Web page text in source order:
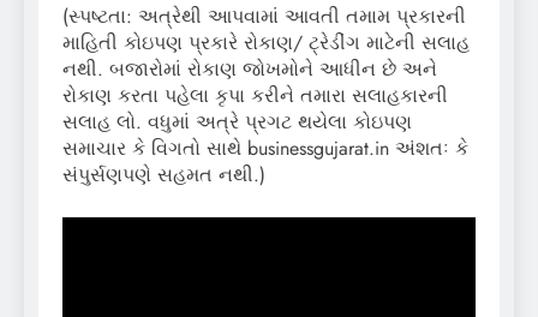
(સ્પષ્ટતા: અત્રેથી આપવામાં આવતી તમામ પ્રકારની
માહિતી કોઇપણ પ્રકારે રોકાણ/ ટ્રેડીંગ માટેની સલાહ
નથી. બજારોમાં રોકાણ જોખમોને આધીન છે અને
રોકાણ કરતા પહેલા કૃપા કરીને તમારા સલાહકારની
સલાહ લો. વધુમાં અત્રે પ્રગટ થયેલા કોઇપણ
સમાચાર કે વિગતો સાથે businessgujarat.in અંશતઃ કે
સંપુર્સણપણે સહમત નથી.)